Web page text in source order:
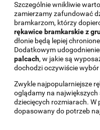
Szczególnie wnikliwie
zamierzamy zafundować
bramkarzom, którzy
rękawice bramkarskie z
dłonie będą lepiej
Dodatkowym
palcach, w jakie są
dochodzi oczywiście
Zwykle najpopularniejsze
oglądamy na
dziecięcych rozmiarach. W
dopasowany do potrzeb